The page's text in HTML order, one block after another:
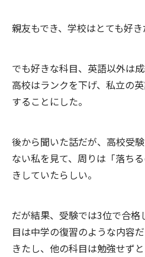
親友もでき、学校はとても好き
でも好きな科目、英語以外は
高校はランクを下げ、私立の
することにした。
後から聞いた話だが、高校受
ない私を見て、周りは「落ち
きしていたらしい。
だが結果、受験では3位で合
目は中学の復習のような内容
きたし、他の科目は勉強せず